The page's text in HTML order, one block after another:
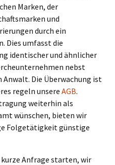
Marken, der
und
durch ein
Dies umfasst die
identischer und ähnlicher
nebst
Anwalt. Die Überwachung ist
regeln unsere AGB.
weiterhin als
wünschen, bieten wir
Folgetätigkeit günstige
Anfrage starten, wir